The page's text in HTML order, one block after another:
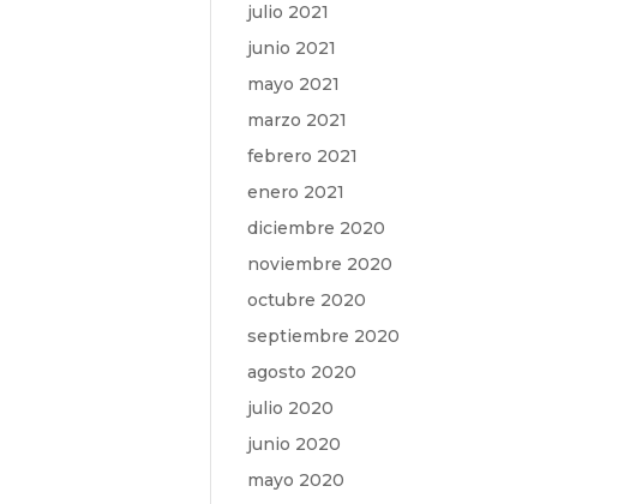
julio 2021
junio 2021
mayo 2021
marzo 2021
febrero 2021
enero 2021
diciembre 2020
noviembre 2020
octubre 2020
septiembre 2020
agosto 2020
julio 2020
junio 2020
mayo 2020